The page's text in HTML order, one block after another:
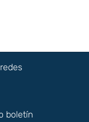
boletín